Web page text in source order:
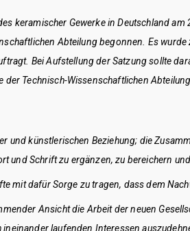
keramischer Gewerke in Deutschland
Abteilung begonnen. Es
Bei Aufstellung der Satzung sollte
Technisch-Wissenschaftlichen
und künstlerischen Beziehung; die
und Schrift zu ergänzen, zu bereichern
mit dafür Sorge zu tragen, dass dem
Ansicht die Arbeit der neuen
laufenden Interessen